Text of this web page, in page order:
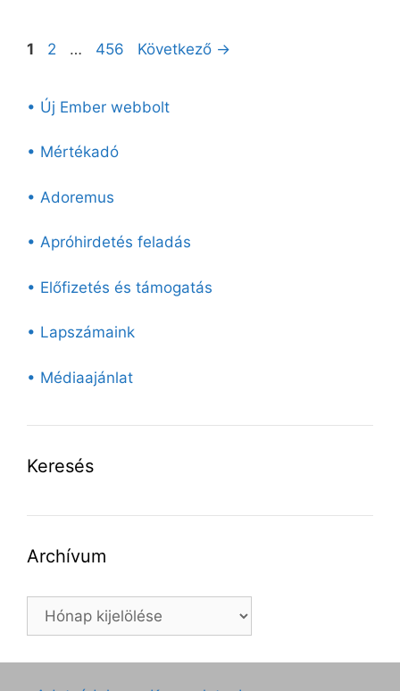
Oldal
1 Oldal
2 … Oldal
456 Következő →
• Új Ember webbolt
• Mértékadó
• Adoremus
• Apróhirdetés feladás
• Előfizetés és támogatás
• Lapszámaink
• Médiaajánlat
Keresés
Archívum
Archívum